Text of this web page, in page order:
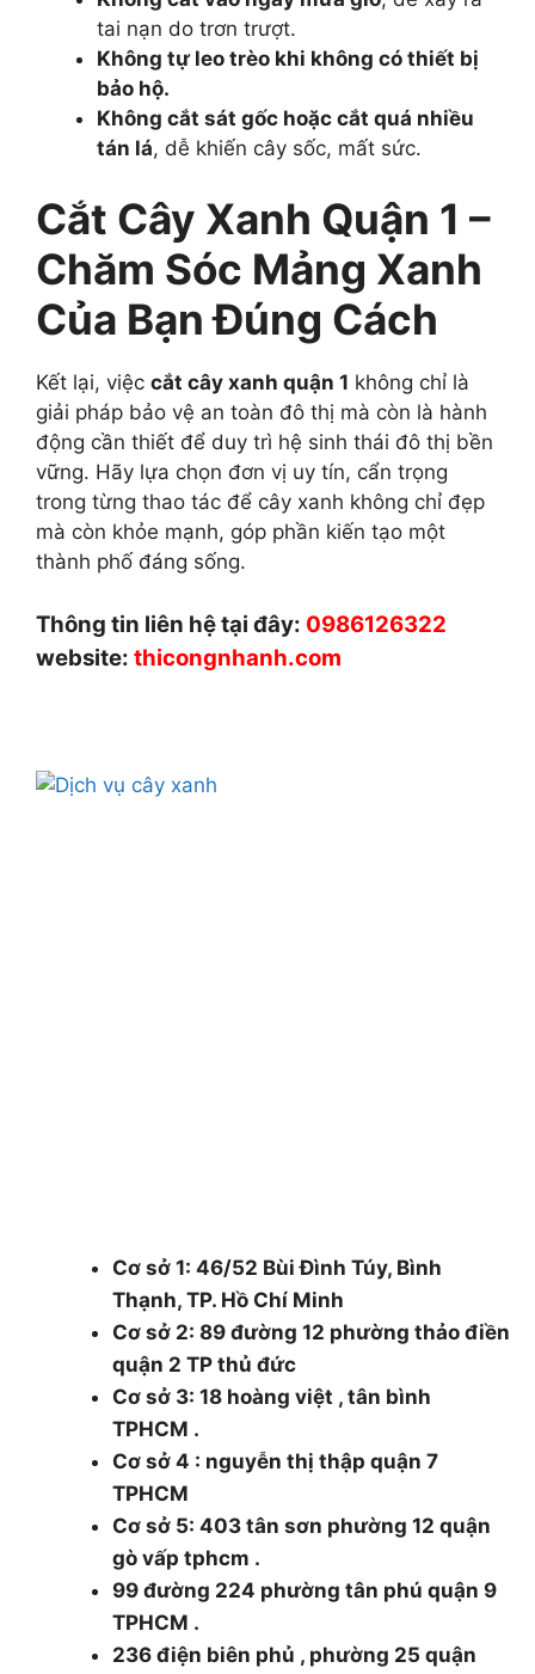
tai nạn do trơn trượt.
Không tự leo trèo khi không có thiết bị
bảo hộ.
Không cắt sát gốc hoặc cắt quá nhiều
tán lá, dễ khiến cây sốc, mất sức.
Cắt Cây Xanh Quận 1 –
Chăm Sóc Mảng Xanh
Của Bạn Đúng Cách
Kết lại, việc cắt cây xanh quận 1 không chỉ là
giải pháp bảo vệ an toàn đô thị mà còn là hành
động cần thiết để duy trì hệ sinh thái đô thị bền
vững. Hãy lựa chọn đơn vị uy tín, cẩn trọng
trong từng thao tác để cây xanh không chỉ đẹp
mà còn khỏe mạnh, góp phần kiến tạo một
thành phố đáng sống.
Thông tin liên hệ tại đây: 0986126322
website: thicongnhanh.com
Cơ sở 1: 46/52 Bùi Đình Túy, Bình
Thạnh, TP. Hồ Chí Minh
Cơ sở 2: 89 đường 12 phường thảo điền
quận 2 TP thủ đức
Cơ sở 3: 18 hoàng việt , tân bình
TPHCM .
Cơ sở 4 : nguyễn thị thập quận 7
TPHCM
Cơ sở 5: 403 tân sơn phường 12 quận
gò vấp tphcm .
99 đường 224 phường tân phú quận 9
TPHCM .
236 điện biên phủ , phường 25 quận